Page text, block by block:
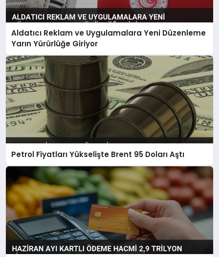
Aldatıcı Reklam ve Uygulamalara Yeni Düzenleme
Yarın Yürürlüğe Giriyor
Petrol Fiyatları Yükselişte Brent 95 Doları Aştı